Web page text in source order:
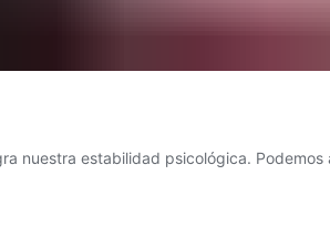
nuestra estabilidad psicológica.